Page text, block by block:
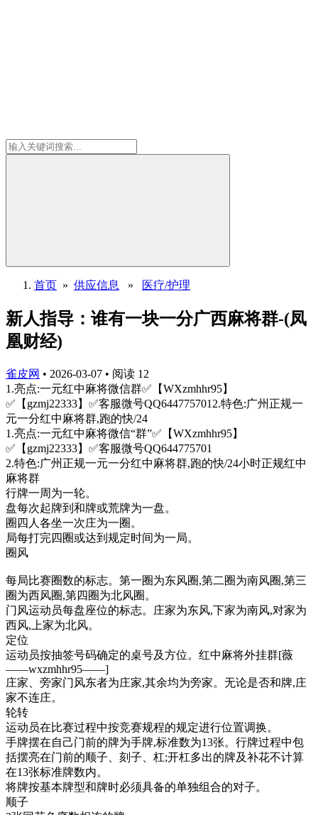
首页 » 供应信息 » 医疗/护理
新人指导：谁有一块一分广西麻将群-(凤
凰财经)
雀皮网 • 2026-03-07 • 阅读 12
1.亮点:一元红中麻将微信群✅【WXzmhhr95】
✅【gzmj22333】✅客服微号QQ6447757012.特色:广州正规一
元一分红中麻将群,跑的快/24
1.亮点:一元红中麻将微信“群”✅【WXzmhhr95】
✅【gzmj22333】✅客服微号QQ644775701
2.特色:广州正规一元一分红中麻将群,跑的快/24小时正规红中
麻将群
行牌一周为一轮。
盘每次起牌到和牌或荒牌为一盘。
圈四人各坐一次庄为一圈。
局每打完四圈或达到规定时间为一局。
圈风
每局比赛圈数的标志。第一圈为东风圈,第二圈为南风圈,第三
圈为西风圈,第四圈为北风圈。
门风运动员每盘座位的标志。庄家为东风,下家为南风,对家为
西风,上家为北风。
定位
运动员按抽签号码确定的桌号及方位。红中麻将外挂群[薇
——wxzmhhr95——]
庄家、旁家门风东者为庄家,其余均为旁家。无论是否和牌,庄
家不连庄。
轮转
运动员在比赛过程中按竞赛规程的规定进行位置调换。
手牌摆在自己门前的牌为手牌,标准数为13张。行牌过程中包
括摆亮在门前的顺子、刻子、杠;开杠多出的牌及补花不计算
在13张标准牌数内。
将牌按基本牌型和牌时必须具备的单独组合的对子。
顺子